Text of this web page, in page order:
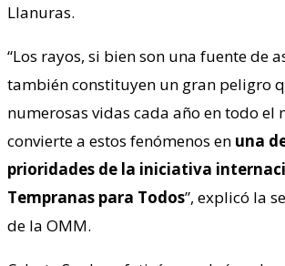
Llanuras.
“Los rayos, si bien son una fuente de
también constituyen un gran peligro
numerosas vidas cada año en todo el
convierte a estos fenómenos en una
prioridades de la iniciativa
Tempranas para Todos”, explicó la
de la OMM.